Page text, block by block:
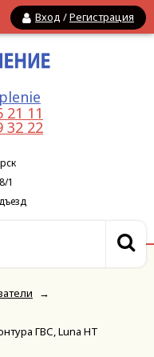
Вход /Регистрация
21 11
32 22
1
→
ГВС, Luna HT